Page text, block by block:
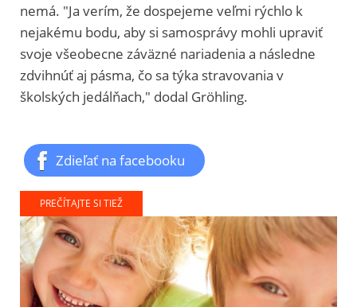
nemá. "Ja verím, že dospejeme veľmi rýchlo k
nejakému bodu, aby si samosprávy mohli upraviť
svoje všeobecne záväzné nariadenia a následne
zdvihnúť aj pásma, čo sa týka stravovania v
školských jedálňach," dodal Gröhling.
Zdieľať na facebooku
PREČÍTAJTE SI TIEŽ